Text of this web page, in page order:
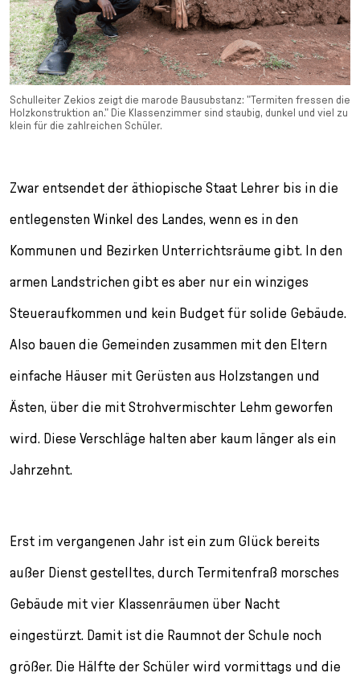
Schulleiter Zekios zeigt die marode Bausubstanz: "Termiten fressen die
Holzkonstruktion an." Die Klassenzimmer sind staubig, dunkel und viel zu
klein für die zahlreichen Schüler.
Zwar entsendet der äthiopische Staat Lehrer bis in die
entlegensten Winkel des Landes, wenn es in den
Kommunen und Bezirken Unterrichtsräume gibt. In den
armen Landstrichen gibt es aber nur ein winziges
Steueraufkommen und kein Budget für solide Gebäude.
Also bauen die Gemeinden zusammen mit den Eltern
einfache Häuser mit Gerüsten aus Holzstangen und
Ästen, über die mit Strohvermischter Lehm geworfen
wird. Diese Verschläge halten aber kaum länger als ein
Jahrzehnt.
Erst im vergangenen Jahr ist ein zum Glück bereits
außer Dienst gestelltes, durch Termitenfraß morsches
Gebäude mit vier Klassenräumen über Nacht
eingestürzt. Damit ist die Raumnot der Schule noch
größer. Die Hälfte der Schüler wird vormittags und die